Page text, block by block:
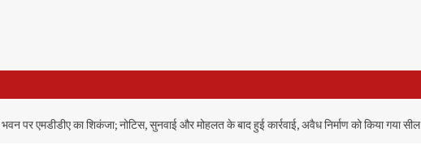
पर एमडीडीए का शिकंजा; नोटिस, सुनवाई और मोहलत के बाद हुई कार्रवाई, अवैध निर्माण को किया गया सील